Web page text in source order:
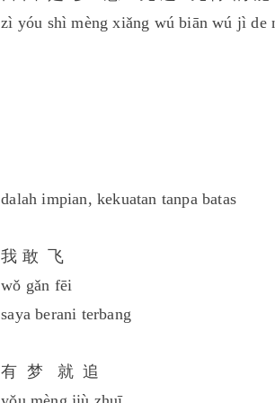
zì yóu shì mèng xiǎng wú biān wú jì de
dalah impian, kekuatan tanpa batas
我 敢 飞
wǒ gǎn fēi
saya berani terbang
有 梦 就 追